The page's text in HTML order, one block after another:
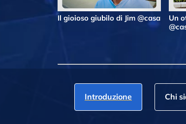
Il gioioso giubilo di Jim @casa
Un
Introduzione Chi